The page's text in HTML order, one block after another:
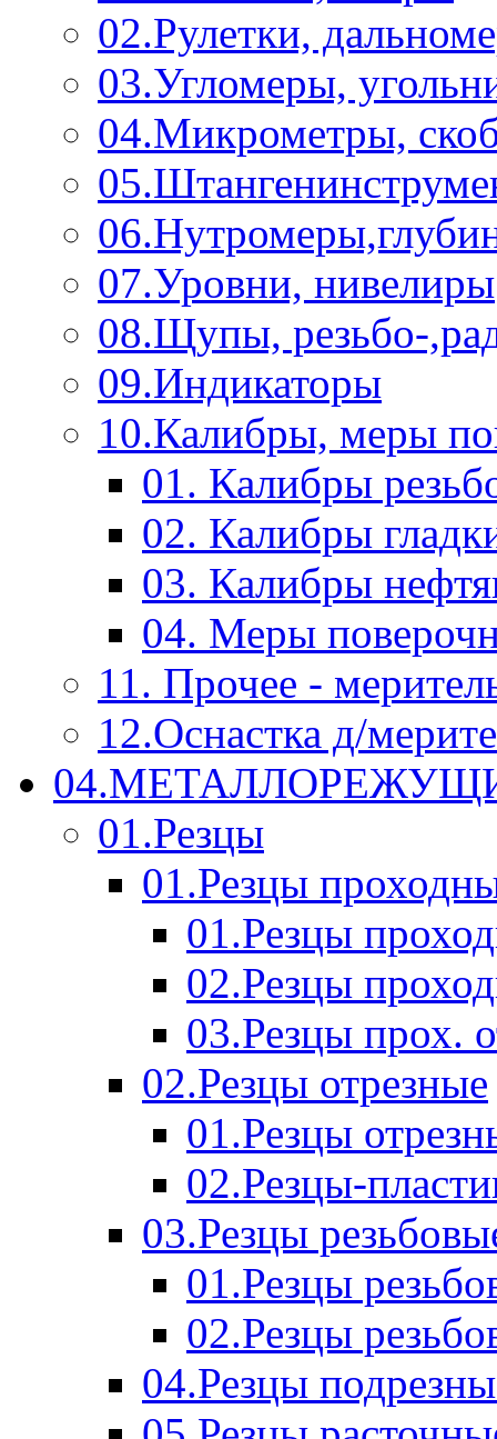
02.Рулетки,
03.Угломеры,
04.Микрометры,
07.Уровни, нивелиры
08.Щупы, резьбо-
09.Индикаторы
10.Калибры, меры
01. Калибры
02. Калибры
03. Калибры
04. Меры
11. Прочее -
12.Оснастка д/
01.Резцы
01.Резцы
01.Резцы
02.Резцы
03.Резцы прох.
02.Резцы отрезные
01.Резцы
02.Резцы-
03.Резцы
01.Резцы
02.Резцы
04.Резцы